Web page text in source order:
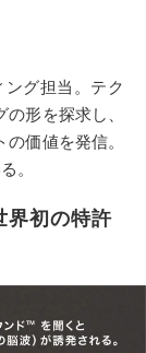
グ担当。テク
形を探求し、
価値を発信。
。
界初の特許